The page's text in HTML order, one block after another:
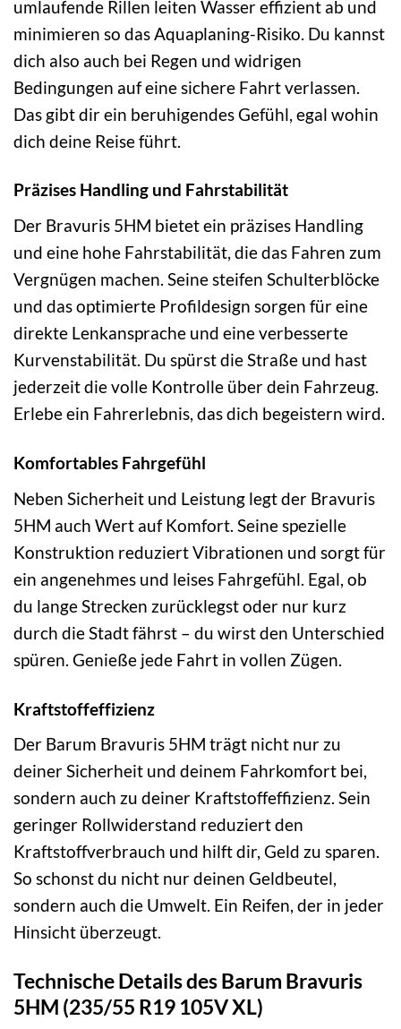
umlaufende Rillen leiten Wasser effizient ab und
minimieren so das Aquaplaning-Risiko. Du kannst
dich also auch bei Regen und widrigen
Bedingungen auf eine sichere Fahrt verlassen.
Das gibt dir ein beruhigendes Gefühl, egal wohin
dich deine Reise führt.
Präzises Handling und Fahrstabilität
Der Bravuris 5HM bietet ein präzises Handling
und eine hohe Fahrstabilität, die das Fahren zum
Vergnügen machen. Seine steifen Schulterblöcke
und das optimierte Profildesign sorgen für eine
direkte Lenkansprache und eine verbesserte
Kurvenstabilität. Du spürst die Straße und hast
jederzeit die volle Kontrolle über dein Fahrzeug.
Erlebe ein Fahrerlebnis, das dich begeistern wird.
Komfortables Fahrgefühl
Neben Sicherheit und Leistung legt der Bravuris
5HM auch Wert auf Komfort. Seine spezielle
Konstruktion reduziert Vibrationen und sorgt für
ein angenehmes und leises Fahrgefühl. Egal, ob
du lange Strecken zurücklegst oder nur kurz
durch die Stadt fährst – du wirst den Unterschied
spüren. Genieße jede Fahrt in vollen Zügen.
Kraftstoffeffizienz
Der Barum Bravuris 5HM trägt nicht nur zu
deiner Sicherheit und deinem Fahrkomfort bei,
sondern auch zu deiner Kraftstoffeffizienz. Sein
geringer Rollwiderstand reduziert den
Kraftstoffverbrauch und hilft dir, Geld zu sparen.
So schonst du nicht nur deinen Geldbeutel,
sondern auch die Umwelt. Ein Reifen, der in jeder
Hinsicht überzeugt.
Technische Details des Barum Bravuris
5HM (235/55 R19 105V XL)